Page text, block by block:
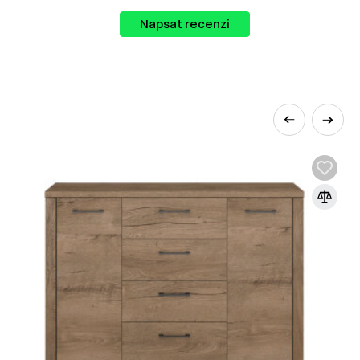
vám umožňuje vybírat zboží různých
materiálů v nábytkářském
Napsat recenzi